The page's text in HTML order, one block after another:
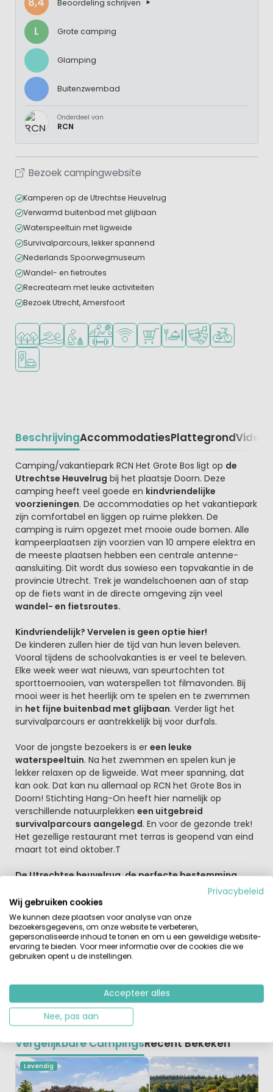
Beoordeling schrijven
L Grote camping
Glamping
Buitenzwembad
Onderdeel van
RCN
Bezoek campingwebsite
Kamperen op de Utrechtse Heuvelrug
Verwarmd buitenbad met glijbaan
Waterspeeltuin met ligweide
Survivalparcours, lekker spannend
Nederlands Spoorwegmuseum
Wandel- en fietroutes
Recreateam met leuke activiteiten
Bezoek Utrecht, Amersfoort
Ligt in een bosrijke omgeving
Openlucht zwembad
Aanbevolen voor jonge kinderen
Veel mogelijkheden om te sporten
WiFi beschikbaar
Campingwinkel/Supermarkt
Restaurant of pizzeria
Fietsverhuur
Laadpaal elektrische auto
BeschrijvingAccommodatiesPlattegrondVideo
Beschrijving
Camping/vakantiepark RCN Het Grote Bos ligt op de
Utrechtse Heuvelrug bij het plaatsje Doorn. Deze
camping heeft veel goede en kindvriendelijke
voorzieningen. De accommodaties op het vakantiepark
zijn comfortabel en liggen op ruime plekken. De
camping is ruim opgezet met mooie oude bomen. Alle
kampeerplaatsen zijn voorzien van 10 ampere elektra en
de meeste plaatsen hebben een centrale antenne-
aansluiting. Dit wordt dus sowieso een topvakantie in de
provincie Utrecht. Trek je wandelschoenen aan of stap
op de fiets want in de directe omgeving zijn veel
wandel- en fietsroutes.
Kindvriendelijk? Vervelen is geen optie hier!
De kinderen zullen hier de tijd van hun leven beleven.
Vooral tijdens de schoolvakanties is er veel te beleven.
Elke week weer wat nieuws, van speurtochten tot
sporttoernooien, van waterspellen tot filmavonden. Bij
mooi weer is het heerlijk om te spelen en te zwemmen
in het fijne buitenbad met glijbaan. Verder ligt het
survivalparcours er aantrekkelijk bij voor durfals.
Voor de jongste bezoekers is er een leuke
waterspeeltuin. Na het zwemmen en spelen kun je
lekker relaxen op de ligweide. Wat meer spanning, dat
kan ook. Dat kan nu allemaal op RCN het Grote Bos in
Doorn! Stichting Hang-On heeft hier namelijk op
verschillende natuurplekken een uitgebreid
survivalparcours aangelegd. En voor de gezonde trek!
Het gezellige restaurant met terras is geopend van eind
maart tot eind oktober.T
De Utrechtse heuvelrug, de perfecte bestemming
De centrale ligging van RCN het Grote Bos is natuurlijk
perfect voor een actieve vakantie vol afwisselende
uitstapjes. Grote steden als Utrecht en Amersfoort met
hun gezellige centra en vele bezienswaardigheden zijn
snel bereikbaar, zo ook diverse leuke attracties voor het
hele gezin. De natuur ontdekken is hier al helemaal niet
met groene en bosrijke natuurgebieden.
Vergelijkbare CampingsRecent Bekeken
Levendig
Privacybeleid
Wij gebruiken cookies
We kunnen deze plaatsen voor analyse van onze
bezoekersgegevens, om onze website te verbeteren,
gepersonaliseerde inhoud te tonen en om u een geweldige website-
ervaring te bieden. Voor meer informatie over de cookies die we
gebruiken opent u de instellingen.
Accepteer alles
Nee, pas aan